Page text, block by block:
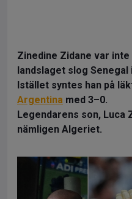
Zinedine Zidane var
landslaget slog Senegal
Istället syntes han på
Argentina med 3–0.
Legendarens son, Luca
nämligen Algeriet.